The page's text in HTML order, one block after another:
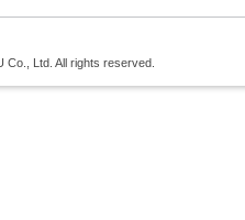
Ltd. All rights reserved.